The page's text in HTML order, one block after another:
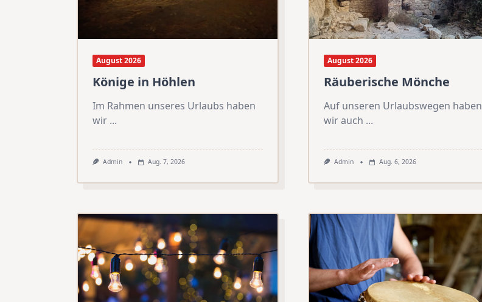
August 2026
Könige in Höhlen
Im Rahmen unseres Urlaubs haben
wir ...
Admin Aug. 7, 2026
August 2026
Räuberische Mönche
Auf unseren Urlaubswegen haben
wir auch ...
Admin Aug. 6, 2026